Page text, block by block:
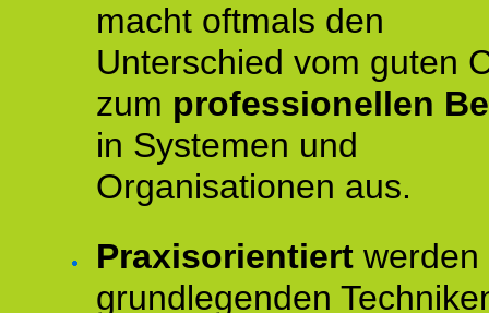
macht oftmals den
Unterschied vom guten
zum professionellen
in Systemen und
Organisationen aus.
Praxisorientiert werden
grundlegenden